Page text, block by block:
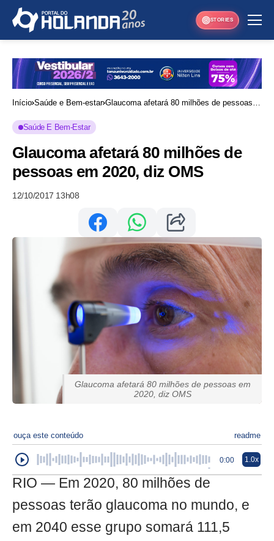
STORIES
Início Saúde e Bem-estar Glaucoma afetará 80 milhões de pessoas
Saúde E Bem-Estar
Glaucoma afetará 80 milhões de
pessoas em 2020, diz OMS
12/10/2017 13h08
Glaucoma afetará 80 milhões de pessoas em
2020, diz OMS
ouça este conteúdo readme
0:00 1.0x
RIO — Em 2020, 80 milhões de
pessoas terão glaucoma no mundo, e
em 2040 esse grupo somará 111,5